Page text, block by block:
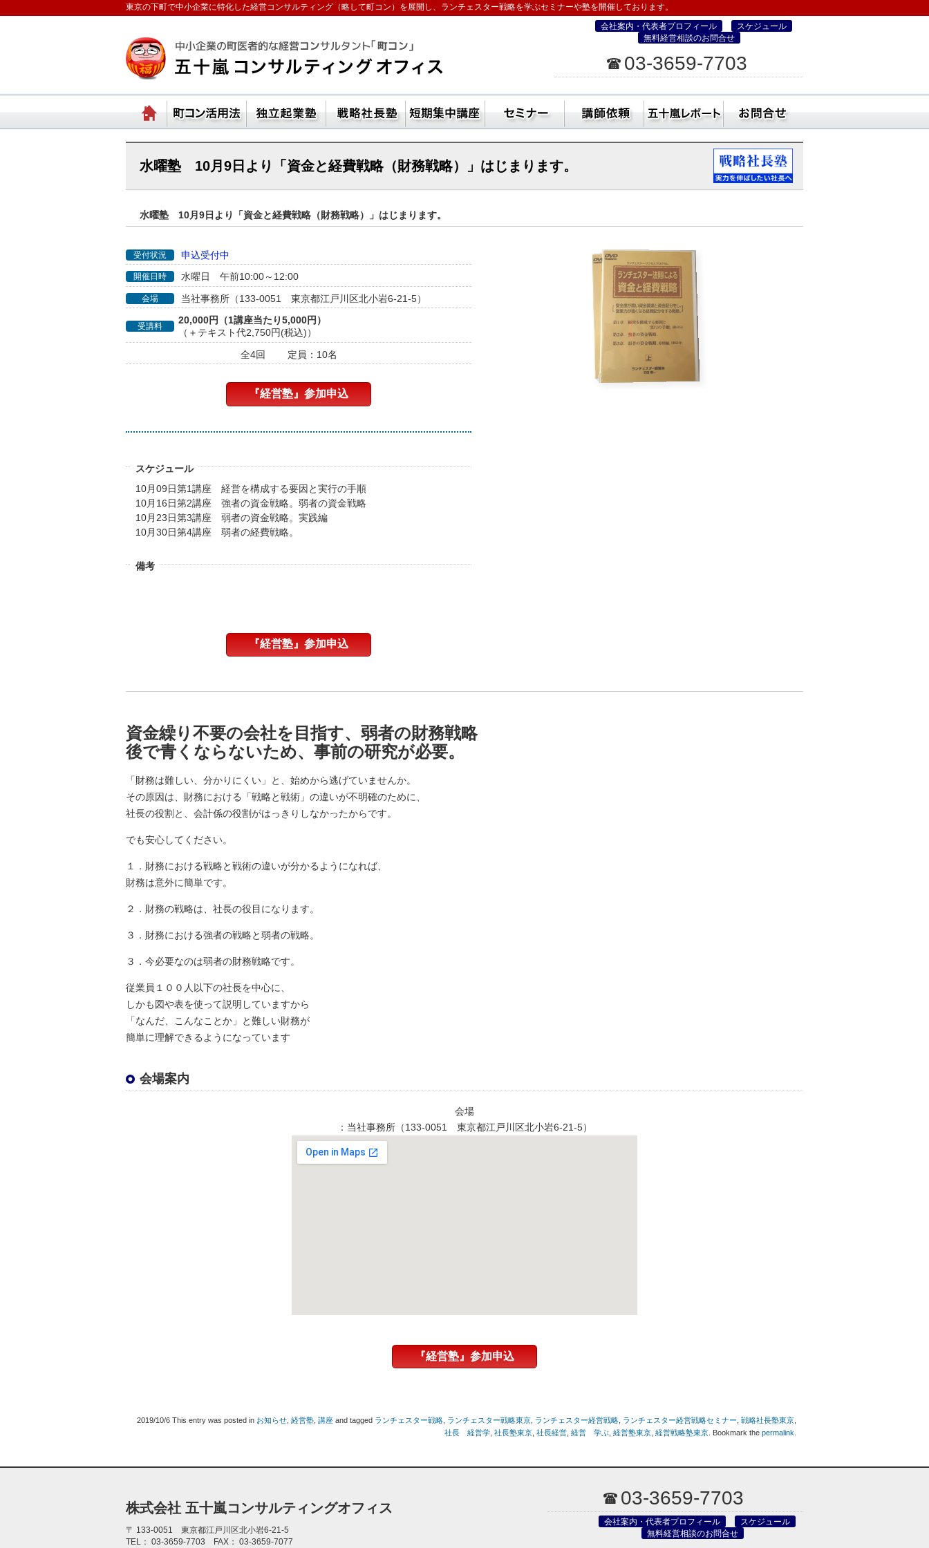
東京の下町で中小企業に特化した経営コンサルティング（略して町コン）を展開し、ランチェスター戦略を学ぶセミナーや塾を開催しております。
ランチェスターの法則を学ぶなら五十嵐コンサルティングオフィス
会社案内・代表者プロフィール
スケジュール
無料経営相談のお問合せ
03-3659-7703
ホーム 町コン活用方法 独立起業塾 戦略社長塾東京・（ランチェスター経営・町コン経営塾）
短期集中講座 セミナー 社員研修・講師依頼五十嵐レポート
水曜塾 10月9日より「資金と経費戦略（財務戦略）」はじまります。
水曜塾 10月9日より「資金と経費戦略（財務戦略）」はじまります。
受付状況 申込受付中
開催日時 水曜日 午前10:00～12:00
会場 当社事務所（133-0051 東京都江戸川区北小岩6-21-5）
受講料
20,000円（1講座当たり5,000円）
（＋テキスト代2,750円(税込)）
全4回
定員：10名
『経営塾』参加申込
スケジュール
10月09日第1講座 経営を構成する要因と実行の手順
10月16日第2講座 強者の資金戦略。弱者の資金戦略
10月23日第3講座 弱者の資金戦略。実践編
10月30日第4講座 弱者の経費戦略。
備考
『経営塾』参加申込
資金繰り不要の会社を目指す、弱者の財務戦略
後で青くならないため、事前の研究が必要。
「財務は難しい、分かりにくい」と、始めから逃げていませんか。
その原因は、財務における「戦略と戦術」の違いが不明確のために、
社長の役割と、会計係の役割がはっきりしなかったからです。
でも安心してください。
１．財務における戦略と戦術の違いが分かるようになれば、
財務は意外に簡単です。
２．財務の戦略は、社長の役目になります。
３．財務における強者の戦略と弱者の戦略。
３．今必要なのは弱者の財務戦略です。
従業員１００人以下の社長を中心に、
しかも図や表を使って説明していますから
「なんだ、こんなことか」と難しい財務が
簡単に理解できるようになっています
会場案内
会場
：当社事務所（133-0051 東京都江戸川区北小岩6-21-5）
『経営塾』参加申込
2019/10/6 This entry was posted in お知らせ 経営塾 講座 and tagged ランチェスター戦略 ランチェスター戦略東京 ランチェスター経営戦略 ランチェスター経営戦略セミナー 戦略社長塾東京
社長 経営学 社長塾東京 社長経営 経営 学ぶ 経営塾東京 経営戦略塾東京 . Bookmark the permalink
株式会社 五十嵐コンサルティングオフィス
〒 133-0051 東京都江戸川区北小岩6-21-5
TEL： 03-3659-7703 FAX： 03-3659-7077
03-3659-7703
会社案内・代表者プロフィール
スケジュール
無料経営相談のお問合せ